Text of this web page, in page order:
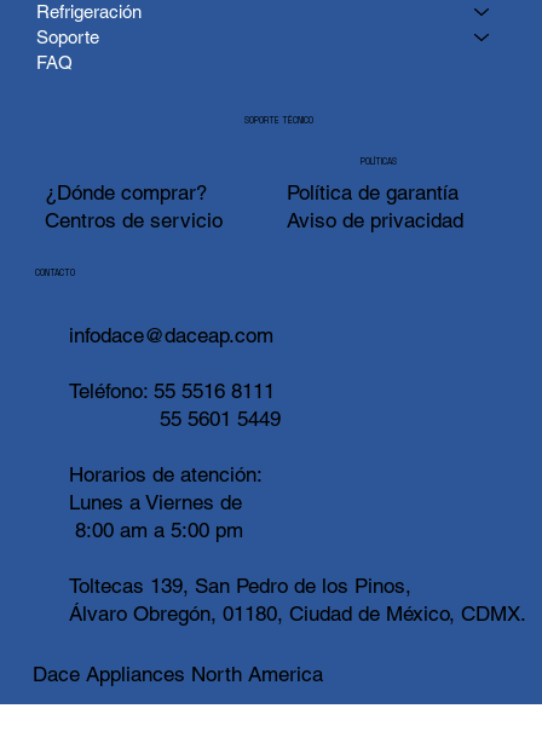
Refrigeración
Soporte
FAQ
SOPORTE TÉCNICO
¿Dónde comprar?
Centros de servicio
POLÍTICAS
Política de garantía
Aviso de privacidad
infodace@daceap.com
Teléfono:55 5516 8111
55 5601 5449
Horarios de atención:
Lunes a Viernes de
8:00 am a 5:00 pm
Toltecas 139, San Pedro de los Pinos,
Álvaro Obregón, 01180, Ciudad de México, CDMX.
CONTACTO
Dace Appliances North America